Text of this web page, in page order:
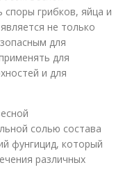
грибков, яйца и
не только
для
для
и для
солью состава
фунгицид, который
различных